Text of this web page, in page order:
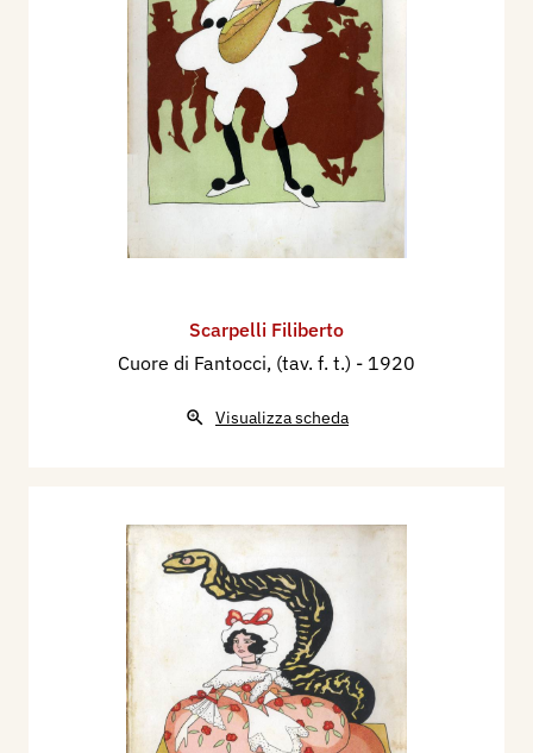
Scarpelli Filiberto
Cuore di Fantocci, (tav. f. t.) - 1920
Visualizza scheda